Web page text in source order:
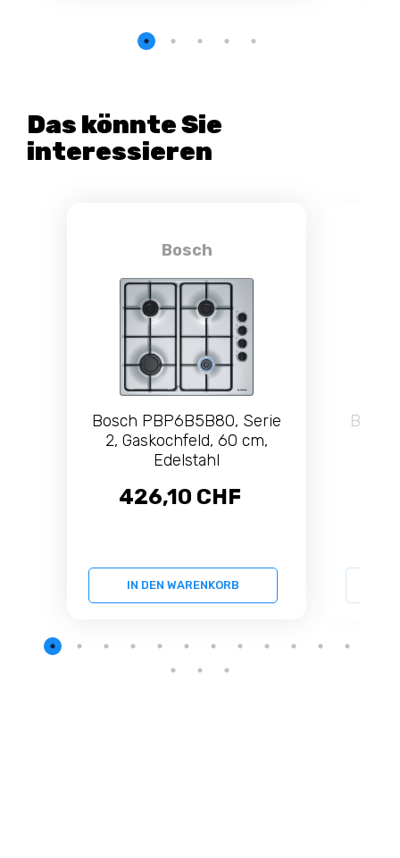
Das könnte Sie
interessieren
Bosch
Bosch PBP6B5B80, Serie
2, Gaskochfeld, 60 cm,
Edelstahl
426,10 CHF
IN DEN WARENKORB